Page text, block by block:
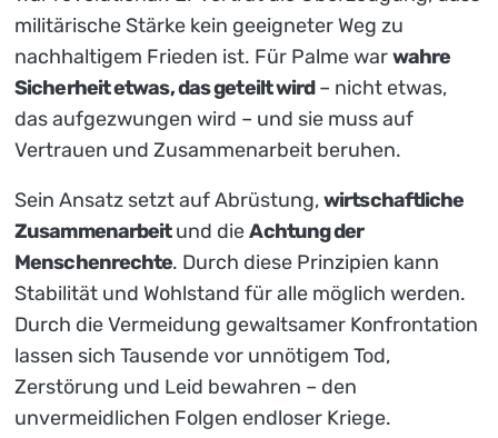
militärische Stärke kein geeigneter Weg zu
nachhaltigem Frieden ist. Für Palme warwahre
Sicherheit etwas, das geteilt wird– nicht etwas,
das aufgezwungen wird – und sie muss auf
Vertrauen und Zusammenarbeit beruhen.
Sein Ansatz setzt auf Abrüstung,wirtschaftliche
Zusammenarbeitund dieAchtung der
Menschenrechte. Durch diese Prinzipien kann
Stabilität und Wohlstand für alle möglich werden.
Durch die Vermeidung gewaltsamer Konfrontation
lassen sich Tausende vor unnötigem Tod,
Zerstörung und Leid bewahren – den
unvermeidlichen Folgen endloser Kriege.